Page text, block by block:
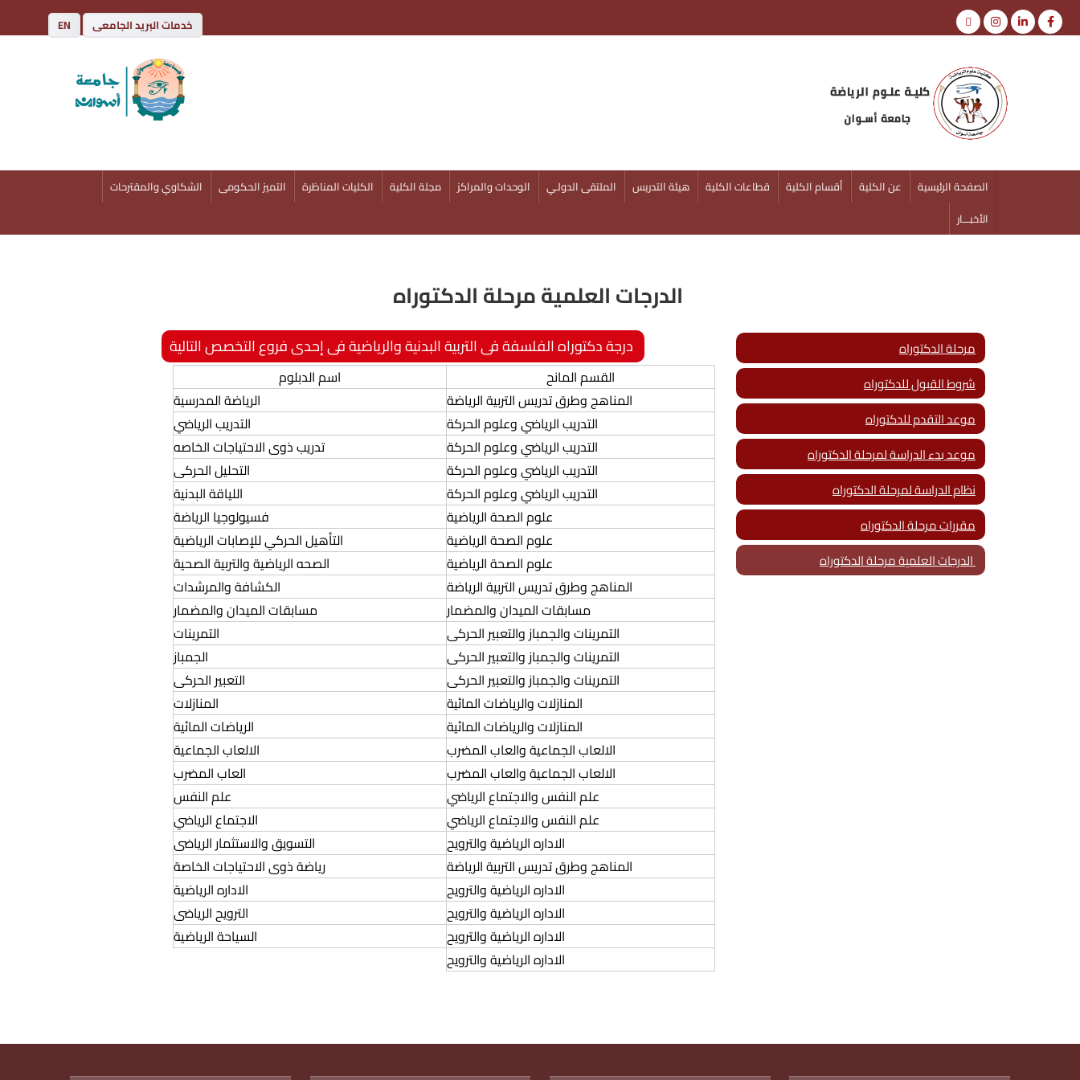
EN خدمات البريد الجامعى
كلية علوم الرياضة
الصفحة الرئيسية عن الكلية أقسام الكلية قطاعات الكلية هيئة التدريس الملتقى الدولـي الوحدات والمراكز مجلة الكلية الكليات المناظرة التميز الحكومى
الشكاوي والمقترحات
الأخبـــار
الدرجات العلمية مرحلة الدكتوراه
درجة دكتوراه الفلسفة فى التربية البدنية والرياضية فى إحدى فروع التخصص التالية
القسم المانح
اسم الدبلوم
المناهج وطرق تدريس التربية الرياضة
الرياضة المدرسية
التدريب الرياضي وعلوم الحركة
التدريب الرياضي
التدريب الرياضي وعلوم الحركة
تدريب ذوى الاحتياجات الخاصه
التدريب الرياضي وعلوم الحركة
التحليل الحركى
التدريب الرياضي وعلوم الحركة
اللياقة البدنية
علوم الصحة الرياضية
فسيولوجيا الرياضة
علوم الصحة الرياضية
التأهيل الحركي للإصابات الرياضية
علوم الصحة الرياضية
الصحه الرياضية والتربية الصحية
المناهج وطرق تدريس التربية الرياضة
الكشافة والمرشدات
مسابقات الميدان والمضمار
مسابقات الميدان والمضمار
التمرينات والجمباز والتعبير الحركى
التمرينات
التمرينات والجمباز والتعبير الحركى
الجمباز
التمرينات والجمباز والتعبير الحركى
التعبير الحركى
المنازلات والرياضات المائية
المنازلات
المنازلات والرياضات المائية
الرياضات المائية
الالعاب الجماعية والعاب المضرب
الالعاب الجماعية
الالعاب الجماعية والعاب المضرب
العاب المضرب
علم النفس والاجتماع الرياضي
علم النفس
علم النفس والاجتماع الرياضي
الاجتماع الرياضي
الاداره الرياضية والترويح
التسويق والاستثمار الرياضى
المناهج وطرق تدريس التربية الرياضة
رياضة ذوى الاحتياجات الخاصة
الاداره الرياضية والترويح
الاداره الرياضية
الاداره الرياضية والترويح
الترويح الرياضى
الاداره الرياضية والترويح
السياحة الرياضية
الاداره الرياضية والترويح
مرحلة الدكتوراه
شروط القبول للدكتوراه
موعد التقدم للدكتوراه
موعد بدء الدراسة لمرحلة الدكتوراه
نظام الدراسة لمرحلة الدكتوراه
مقررات مرحلة الدكتوراه
الدرجات العلمية مرحلة الدكتوراه